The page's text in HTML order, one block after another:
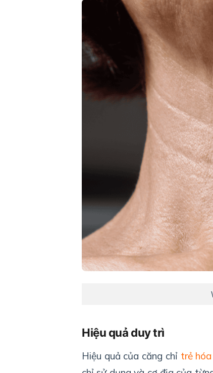
Hiệu quả duy trì
Hiệu quả của căng chỉ trẻ